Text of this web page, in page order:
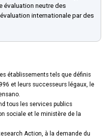
évaluation neutre des
internationale par des
établissements tels que définis
et leurs successeurs légaux, le
tous les services publics
sociale et le ministère de la
Action, à la demande du